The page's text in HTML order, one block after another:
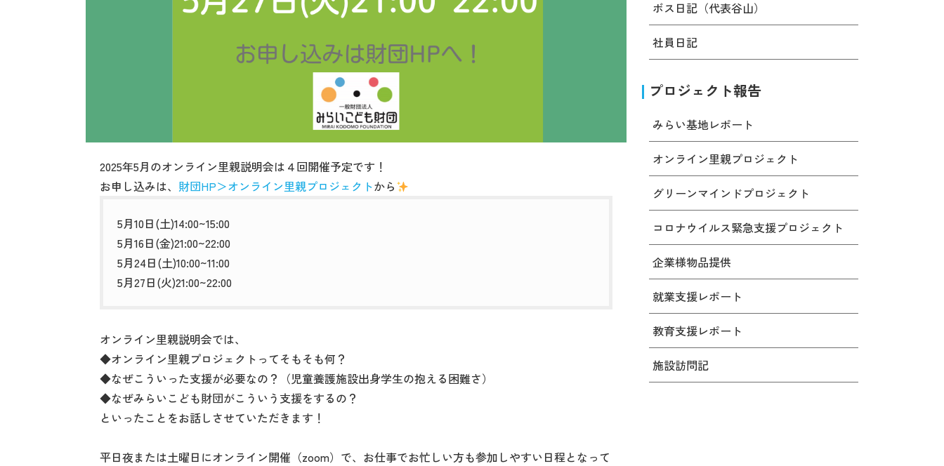
2025年5月のオンライン里親説明会は４回開催予定です！
お申し込みは、 財団HP＞オンライン里親プロジェクトから
5月10日(土)14:00~15:00
5月16日(金)21:00~22:00
5月24日(土)10:00~11:00
5月27日(火)21:00~22:00
オンライン里親説明会では、
◆オンライン里親プロジェクトってそもそも何？
◆なぜこういった支援が必要なの？（児童養護施設出身学生の抱える困難さ）
◆なぜみらいこども財団がこういう支援をするの？
といったことをお話しさせていただきます！
平日夜または土曜日にオンライン開催（zoom）で、お仕事でお忙しい方も参加しやすい日程となって
ボス日記（代表谷山）
社員日記
プロジェクト報告
みらい基地レポート
オンライン里親プロジェクト
グリーンマインドプロジェクト
コロナウイルス緊急支援プロジェクト
企業様物品提供
就業支援レポート
教育支援レポート
施設訪問記